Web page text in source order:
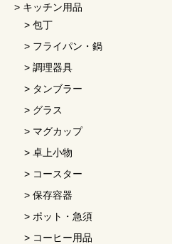
キッチン用品
包丁
フライパン・鍋
調理器具
タンブラー
グラス
マグカップ
卓上小物
コースター
保存容器
ポット・急須
コーヒー用品